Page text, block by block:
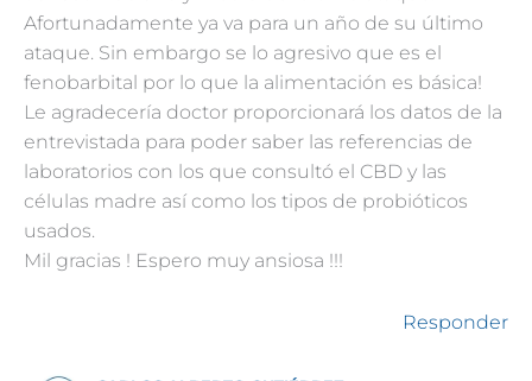
Afortunadamente ya va para un año de su último
ataque. Sin embargo se lo agresivo que es el
fenobarbital por lo que la alimentación es básica!
Le agradecería doctor proporcionará los datos de la
entrevistada para poder saber las referencias de
laboratorios con los que consultó el CBD y las
células madre así como los tipos de probióticos
usados.
Mil gracias ! Espero muy ansiosa !!!
Responder